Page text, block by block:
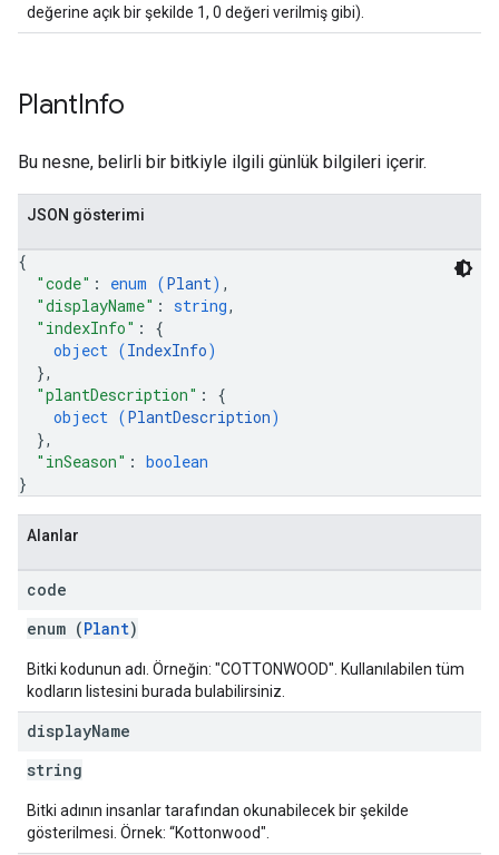
değerine açık bir şekilde 1, 0 değeri verilmiş gibi).
PlantInfo
Bu nesne, belirli bir bitkiyle ilgili günlük bilgileri içerir.
JSON gösterimi
{
"code" : enum (Plant) ,
"displayName" : string,
"indexInfo" : {
object (IndexInfo)
},
"plantDescription" : {
object (PlantDescription)
},
"inSeason" : boolean
}
Alanlar
code
enum (Plant)
Bitki kodunun adı. Örneğin: "COTTONWOOD". Kullanılabilen tüm
kodların listesini burada bulabilirsiniz.
displayName
string
Bitki adının insanlar tarafından okunabilecek bir şekilde
gösterilmesi. Örnek: “Kottonwood".